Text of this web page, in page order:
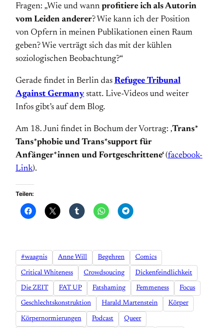
Fragen: „Wie und wann profitiere ich als Autorin
vom Leiden anderer? Wie kann ich der Position
von Opfern in meinen Publikationen einen Raum
geben? Wie verträgt sich das mit der kühlen
soziologischen Beobachtung?“
Gerade findet in Berlin das Refugee Tribunal
Against Germany statt. Live-Videos und weiter
Infos gibt’s auf dem Blog.
Am 18. Juni findet in Bochum der Vortrag: ‚Trans*
Tans*phobie und Trans*support für
Anfänger*innen und Fortgeschrittene‘(facebook-
Link).
Teilen:
#waagnis Anne Will Begehren Comics
Critical Whiteness Crowdsoucing Dickenfeindlichkeit
Die ZEIT FAT UP Fatshaming Femmeness Focus
Geschlechtskonstruktion Harald Martenstein Körper
Körpernormierungen Podcast Queer